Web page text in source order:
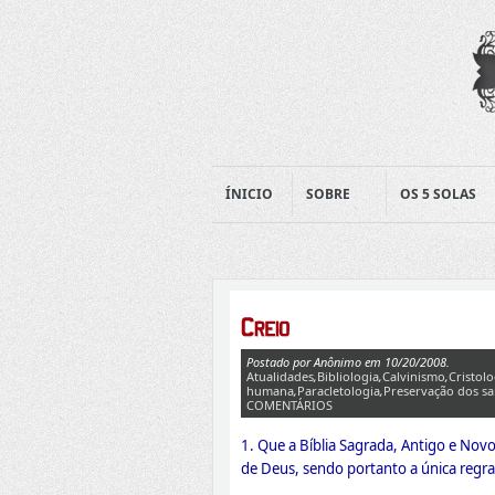
ÍNICIO SOBRE OS 5 SOLAS
Postado por Anônimo em 10/20/2008.
Atualidades,Bibliologia,Calvinismo,
humana,Paracletologia,Preservação dos
COMENTÁRIOS
1. Que a Bíblia Sagrada, Antigo e
de Deus, sendo portanto a única